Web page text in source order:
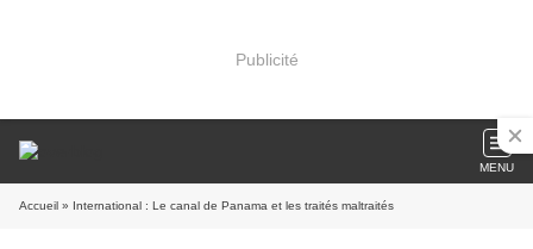
Publicité
MENU
Accueil » International : Le canal de Panama et les traités maltraités